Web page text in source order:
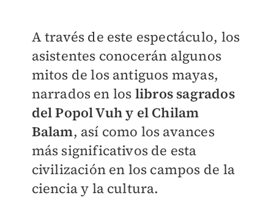
A través de este espectáculo, los
asistentes conocerán algunos
mitos de los antiguos mayas,
narrados en los libros sagrados
del Popol Vuh y el Chilam
Balam, así como los avances
más significativos de esta
civilización en los campos de la
ciencia y la cultura.